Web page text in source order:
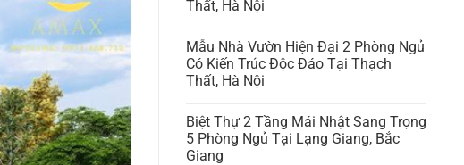
Thất, Hà Nội
Mẫu Nhà Vườn Hiện Đại 2 Phòng Ngủ
Có Kiến Trúc Độc Đáo Tại Thạch
Thất, Hà Nội
Biệt Thự 2 Tầng Mái Nhật Sang Trọng
5 Phòng Ngủ Tại Lạng Giang, Bắc
Giang